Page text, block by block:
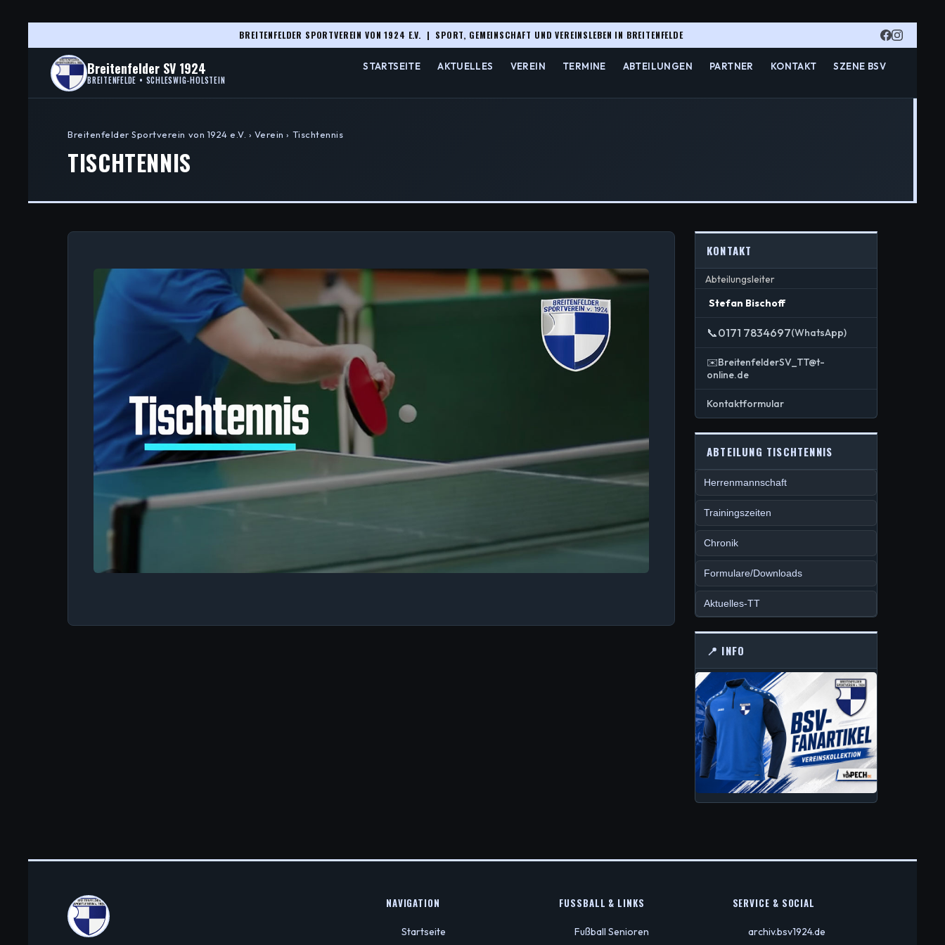
BREITENFELDER SPORTVEREIN VON 1924 E.V. | SPORT, GEMEINSCHAFT UND VEREINSLEBEN IN BREITENFELDE
Breitenfelder SV 1924
BREITENFELDE • SCHLESWIG-HOLSTEIN
STARTSEITE AKTUELLES VEREIN TERMINE ABTEILUNGEN PARTNER KONTAKT SZENE BSV
Breitenfelder Sportverein von 1924 e.V. › Verein › Tischtennis
TISCHTENNIS
KONTAKT
Abteilungsleiter
Stefan Bischoff
📞0171 7834697(WhatsApp)
✉️BreitenfelderSV_TT@t-
online.de
Kontaktformular
ABTEILUNG TISCHTENNIS
Herrenmannschaft
Trainingszeiten
Chronik
Formulare/Downloads
Aktuelles-TT
📍 INFO
NAVIGATION
Startseite
FUSSBALL & LINKS
Fußball Senioren
SERVICE & SOCIAL
archiv.bsv1924.de